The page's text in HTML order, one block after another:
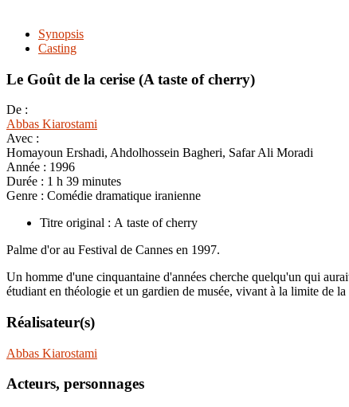
Synopsis
Casting
Le Goût de la cerise (A taste of cherry)
De :
Abbas Kiarostami
Avec :
Homayoun Ershadi, Ahdolhossein Bagheri, Safar Ali Moradi
Année : 1996
Durée : 1 h 39 minutes
Genre : Comédie dramatique iranienne
Titre original : A taste of cherry
Palme d'or au Festival de Cannes en 1997.
Un homme d'une cinquantaine d'années cherche quelqu'un qui
étudiant en théologie et un gardien de musée, vivant à la limite de
Réalisateur(s)
Abbas Kiarostami
Acteurs, personnages